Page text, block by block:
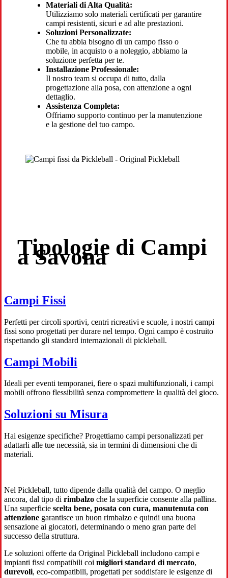
Materiali di Alta Qualità:
Utilizziamo solo materiali certificati per garantire
campi resistenti, sicuri e ad alte prestazioni.
Soluzioni Personalizzate:
Che tu abbia bisogno di un campo fisso o
mobile, in acquisto o a noleggio, abbiamo la
soluzione perfetta per te.
Installazione Professionale:
Il nostro team si occupa di tutto, dalla
progettazione alla posa, con attenzione a ogni
dettaglio.
Assistenza Completa:
Offriamo supporto continuo per la manutenzione
e la gestione del tuo campo.
Tipologie di Campi
a Savona
Campi Fissi
Perfetti per circoli sportivi, centri ricreativi e scuole, i nostri campi
fissi sono progettati per durare nel tempo. Ogni campo è costruito
rispettando gli standard internazionali di pickleball.
Campi Mobili
Ideali per eventi temporanei, fiere o spazi multifunzionali, i campi
mobili offrono flessibilità senza compromettere la qualità del gioco.
Soluzioni su Misura
Hai esigenze specifiche? Progettiamo campi personalizzati per
adattarli alle tue necessità, sia in termini di dimensioni che di
materiali.
Nel Pickleball, tutto dipende dalla qualità del campo. O meglio
ancora, dal tipo di rimbalzo che la superficie consente alla pallina.
Una superficie scelta bene, posata con cura, manutenuta con
attenzione garantisce un buon rimbalzo e quindi una buona
sensazione ai giocatori, determinando o meno gran parte del
successo della struttura.
Le soluzioni offerte da Original Pickleball includono campi e
impianti fissi compatibili coi migliori standard di mercato,
durevoli, eco-compatibili, progettati per soddisfare le esigenze di